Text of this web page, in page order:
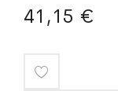
41,15 €